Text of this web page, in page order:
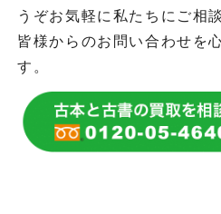
うぞお気軽に私たちにご相
皆様からのお問い合わせを
す。